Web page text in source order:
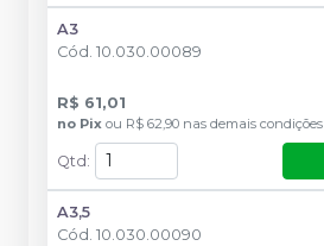
A3
Cód. 10.030.00089
R$ 61,01
no Pix ou R$ 62,90 nas demais condições
Qtd:
A3,5
Cód. 10.030.00090